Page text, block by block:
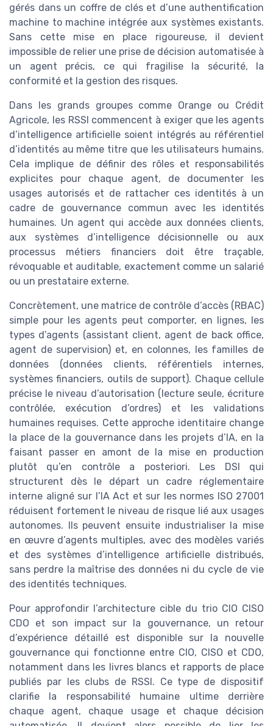
gérés dans un coffre de clés et d’une authentification
machine to machine intégrée aux systèmes existants.
Sans cette mise en place rigoureuse, il devient
impossible de relier une prise de décision automatisée à
un agent précis, ce qui fragilise la sécurité, la
conformité et la gestion des risques.
Dans les grands groupes comme Orange ou Crédit
Agricole, les RSSI commencent à exiger que les agents
d’intelligence artificielle soient intégrés au référentiel
d’identités au même titre que les utilisateurs humains.
Cela implique de définir des rôles et responsabilités
explicites pour chaque agent, de documenter les
usages autorisés et de rattacher ces identités à un
cadre de gouvernance commun avec les identités
humaines. Un agent qui accède aux données clients,
aux systèmes d’intelligence décisionnelle ou aux
processus métiers financiers doit être traçable,
révoquable et auditable, exactement comme un salarié
ou un prestataire externe.
Concrètement, une matrice de contrôle d’accès (RBAC)
simple pour les agents peut comporter, en lignes, les
types d’agents (assistant client, agent de back office,
agent de supervision) et, en colonnes, les familles de
données (données clients, référentiels internes,
systèmes financiers, outils de support). Chaque cellule
précise le niveau d’autorisation (lecture seule, écriture
contrôlée, exécution d’ordres) et les validations
humaines requises. Cette approche identitaire change
la place de la gouvernance dans les projets d’IA, en la
faisant passer en amont de la mise en production
plutôt qu’en contrôle a posteriori. Les DSI qui
structurent dès le départ un cadre réglementaire
interne aligné sur l’IA Act et sur les normes ISO 27001
réduisent fortement le niveau de risque lié aux usages
autonomes. Ils peuvent ensuite industrialiser la mise
en œuvre d’agents multiples, avec des modèles variés
et des systèmes d’intelligence artificielle distribués,
sans perdre la maîtrise des données ni du cycle de vie
des identités techniques.
Pour approfondir l’architecture cible du trio CIO CISO
CDO et son impact sur la gouvernance, un retour
d’expérience détaillé est disponible sur la nouvelle
gouvernance qui fonctionne entre CIO, CISO et CDO,
notamment dans les livres blancs et rapports de place
publiés par les clubs de RSSI. Ce type de dispositif
clarifie la responsabilité humaine ultime derrière
chaque agent, chaque usage et chaque décision